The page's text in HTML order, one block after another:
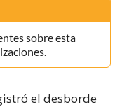
sobre esta
el desborde